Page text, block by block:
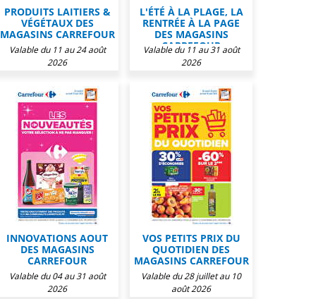
PRODUITS LAITIERS &
VÉGÉTAUX DES
MAGASINS CARREFOUR
Valable du 11 au 24 août
2026
L'ÉTÉ À LA PLAGE, LA
RENTRÉE À LA PAGE
DES MAGASINS
CARREFOUR
Valable du 11 au 31 août
2026
INNOVATIONS AOUT
DES MAGASINS
CARREFOUR
Valable du 04 au 31 août
2026
VOS PETITS PRIX DU
QUOTIDIEN DES
MAGASINS CARREFOUR
Valable du 28 juillet au 10
août 2026